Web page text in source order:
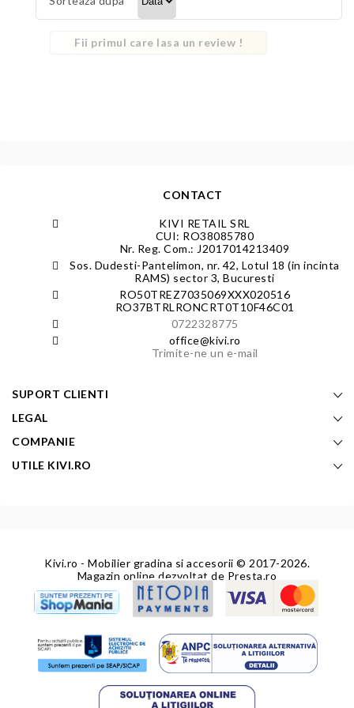
Fii primul care lasa un review !
CONTACT
KIVI RETAIL SRL
CUI: RO38085780
Nr. Reg. Com.: J2017014213409
Sos. Dudesti-Pantelimon, nr. 42, Lotul 18 (in incinta
RAMS) sector 3, Bucuresti
RO50TREZ7035069XXX020516
RO37BTRLRONCRT0T10F46C01
0722328775
office@kivi.ro
Trimite-ne un e-mail
SUPORT CLIENTI
LEGAL
COMPANIE
UTILE KIVI.RO
Kivi.ro - Mobilier gradina si accesorii © 2017-2026.
Magazin online dezvoltat de Presta.ro